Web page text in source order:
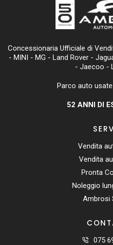
Concessionaria Ufficiale di
- MINI - MG - Land Rover -
- Jaecoo -
Parco auto
52 ANNI DI
Vendita
Vendita
Pronta
Noleggio
Ambrosi
075